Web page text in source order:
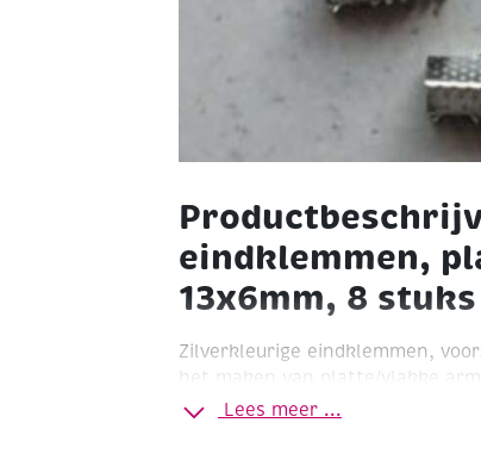
eindklemmen,
13x6mm, 8 stuks
Zilverkleurige eindklemmen,
het maken van platte/vlakke
Formaat 13 x 6 mm
Lees meer ...